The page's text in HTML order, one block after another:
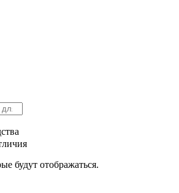
будут отображаться.